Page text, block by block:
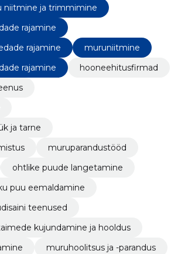
niitmine ja trimmimine
rajamine
rajamine
muruniitmine
rajamine
hooneehitusfirmad
ja tarne
muruparandustööd
ohtlike puude langetamine
puu eemaldamine
teenused
kujundamine ja hooldus
muruhoolitsus ja -parandus